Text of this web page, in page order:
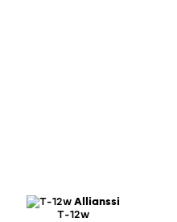
Allianssi
T-12w